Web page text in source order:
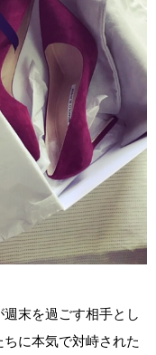
末を過ごす相手とし
に本気で対峙された